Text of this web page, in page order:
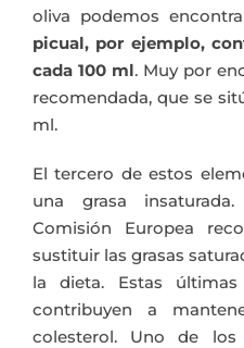
oliva podemos
picual, por ejemplo,
cada 100 ml. Muy por
recomendada, que se
ml.
El tercero de estos
una grasa
Comisión Europea
sustituir las grasas
la dieta. Estas
contribuyen a
colesterol. Uno de los